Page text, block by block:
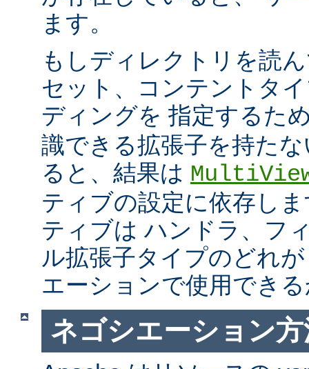
ます。
もしディレクトリを読
セット、コンテントタ
ディングを 指定するた
識できる拡張子を持た
ると、結果は
ティブの設定に依存し
ティブは ハンドラ、フ
ル拡張子タイプのどれ
エーションで使用でき
ネゴシエーション方